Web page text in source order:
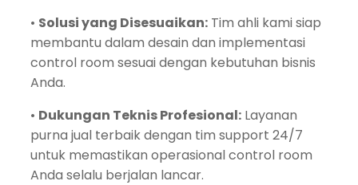
• Solusi yang Disesuaikan: Tim ahli kami siap
membantu dalam desain dan implementasi
control room sesuai dengan kebutuhan bisnis
Anda.
• Dukungan Teknis Profesional: Layanan
purna jual terbaik dengan tim support 24/7
untuk memastikan operasional control room
Anda selalu berjalan lancar.